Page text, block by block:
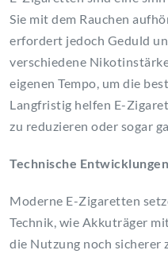
Sie mit dem Rauchen
erfordert jedoch Geduld
verschiedene
eigenen Tempo, um die
Langfristig helfen E-
zu reduzieren oder sogar
Technische
Moderne E-Zigaretten
Technik, wie Akkuträger
die Nutzung noch sicherer